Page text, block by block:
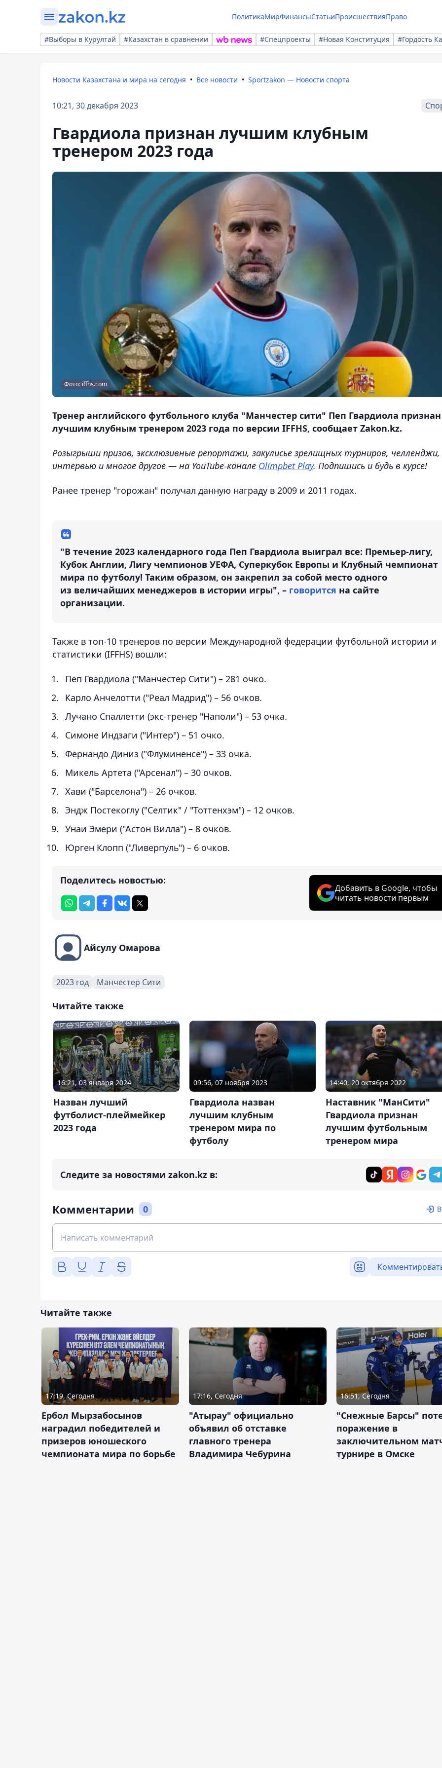
ПолитикаМирФинансыСтатьиПроисшествияПраво
#Выборы в Курултай #Казахстан в сравнении #Спецпроекты #Новая Конституция #Гордость
Новости Казахстана и мира на сегодня Все новости Sportzakon — Новости спорта
10:21, 30 декабря 2023
Гвардиола признан лучшим клубным
тренером 2023 года
Фото: iffhs.com
Тренер английского футбольного клуба "Манчестер сити" Пеп Гвардиола признан
лучшим клубным тренером 2023 года по версии IFFHS, сообщает Zakon.kz.
Розыгрыши призов, эксклюзивные репортажи, закулисье зрелищных турниров, челленджи,
интервью и многое другое — на YouTube-канале Olimpbet Play. Подпишись и будь в курсе!
Ранее тренер "горожан" получал данную награду в 2009 и 2011 годах.
"В течение 2023 календарного года Пеп Гвардиола выиграл все: Премьер-лигу,
Кубок Англии, Лигу чемпионов УЕФА, Суперкубок Европы и Клубный чемпионат
мира по футболу! Таким образом, он закрепил за собой место одного
из величайших менеджеров в истории игры", – говорится на сайте
организации.
Также в топ-10 тренеров по версии Международной федерации футбольной истории и
статистики (IFFHS) вошли:
Пеп Гвардиола ("Манчестер Сити") – 281 очко.
Карло Анчелотти ("Реал Мадрид") – 56 очков.
Лучано Спаллетти (экс-тренер "Наполи") – 53 очка.
Симоне Индзаги ("Интер") – 51 очко.
Фернандо Диниз ("Флуминенсе") – 33 очка.
Микель Артета ("Арсенал") – 30 очков.
Хави ("Барселона") – 26 очков.
Эндж Постекоглу ("Селтик" / "Тоттенхэм") – 12 очков.
Унаи Эмери ("Астон Вилла") – 8 очков.
Юрген Клопп ("Ливерпуль") – 6 очков.
Поделитесь новостью:
Добавить в Google, чтобы
читать новости первым
Айсулу Омарова
2023 год Манчестер Сити
Читайте также
16:21, 03 января 2024
Назван лучший
футболист-плеймейкер
2023 года
09:56, 07 ноября 2023
Гвардиола назван
лучшим клубным
тренером мира по
футболу
14:40, 20 октября 2022
Наставник "МанСити"
Гвардиола признан
лучшим футбольным
тренером мира
Следите за новостями zakon.kz в:
Комментарии 0
Читайте также
17:19, Сегодня
Ербол Мырзабосынов
наградил победителей и
призеров юношеского
чемпионата мира по борьбе
17:16, Сегодня
"Атырау" официально
объявил об отставке
главного тренера
Владимира Чебурина
16:51, Сегодня
"Снежные Барсы"
поражение в
заключительном
турнире в Омске